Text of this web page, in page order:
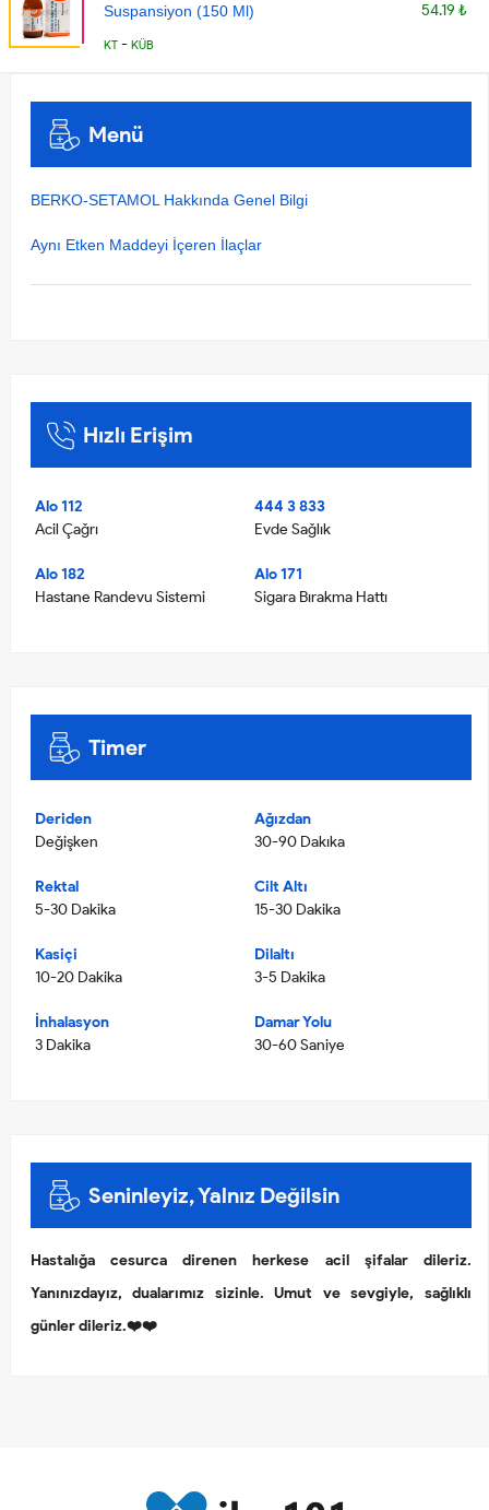
Suspansiyon (150 Ml)
KT - KÜB
54.19 ₺
Menü
BERKO-SETAMOL Hakkında Genel Bilgi
Aynı Etken Maddeyi İçeren İlaçlar
Hızlı Erişim
Alo 112
Acil Çağrı
444 3 833
Evde Sağlık
Alo 182
Hastane Randevu Sistemi
Alo 171
Sigara Bırakma Hattı
Timer
Deriden
Değişken
Ağızdan
30-90 Dakıka
Rektal
5-30 Dakika
Cilt Altı
15-30 Dakika
Kasiçi
10-20 Dakika
Dilaltı
3-5 Dakika
İnhalasyon
3 Dakika
Damar Yolu
30-60 Saniye
Seninleyiz, Yalnız Değilsin
Hastalığa cesurca direnen herkese acil şifalar dileriz.
Yanınızdayız, dualarımız sizinle. Umut ve sevgiyle, sağlıklı
günler dileriz.❤️❤️